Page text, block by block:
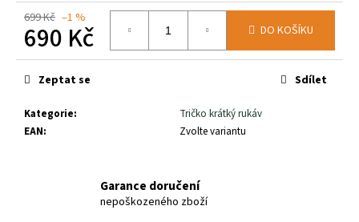
699 Kč –1 %
690 Kč
Měrná
cena:
DO KOŠÍKU
Kategorie:
Tričko krátký rukáv
EAN: Zvolte variantu
Zeptat se Sdílet
Garance doručení
nepoškozeného zboží
PRO
3D
V9
WIDE
TURBUL/BLACK
000